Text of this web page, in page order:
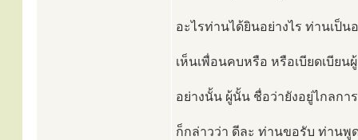
อะไรท่านได้ยินอย่างไร ท่านเป็น
เห็นเพื่อนคบหรือ หรือเบียดเบีย
อย่างนั้น ผู้นั้น ชื่อว่ายังอยู่ไกลก
ก็กล่าวว่า ดีละ ท่านขอรับ ท่านพู